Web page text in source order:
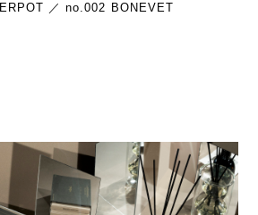
／ no.002 BONEVET